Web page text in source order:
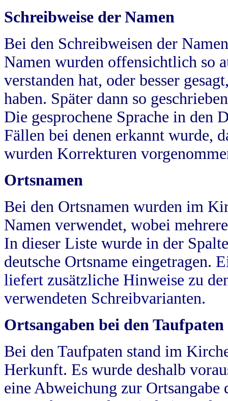
Schreibweise der Namen
Bei den Schreibweisen der
Namen wurden offensichtlich so
verstanden hat, oder besser
haben. Später dann so
Die gesprochene Sprache in
Fällen bei denen erkannt wurde,
wurden Korrekturen
Ortsnamen
Bei den Ortsnamen wurden im
Namen verwendet, wobei
In dieser Liste wurde in der
deutsche Ortsname eingetragen.
liefert zusätzliche Hinweise zu
verwendeten Schreibvarianten.
Ortsangaben bei den Taufpaten
Bei den Taufpaten stand im
Herkunft. Es wurde deshalb
eine Abweichung zur